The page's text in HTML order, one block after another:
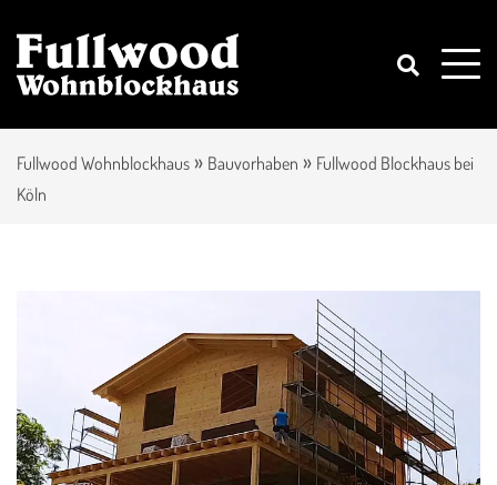
Fullwood Wohnblockhaus » Bauvorhaben » Fullwood Blockhaus bei
Köln